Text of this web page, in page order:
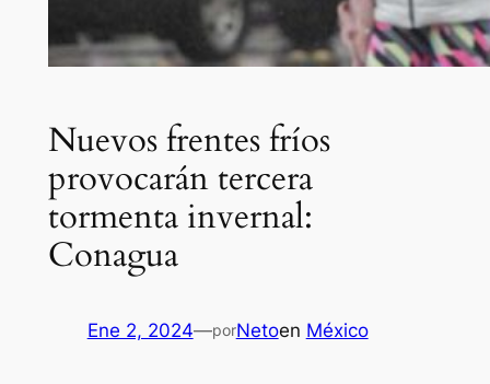
Nuevos frentes fríos
provocarán tercera
tormenta invernal:
Conagua
Ene 2, 2024—porNetoen México